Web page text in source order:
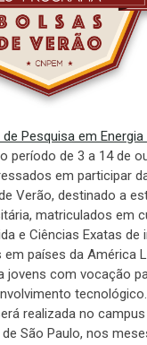
Pesquisa em
período de 3 a 14 de
em participar
Verão, destinado a
matriculados em
e Ciências Exatas de
países da América
jovens com vocação
realizada no campus
São Paulo, nos